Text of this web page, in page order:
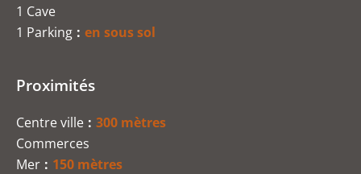
1 Cave
1 Parking
en sous sol
Proximités
Centre ville
300 mètres
Commerces
Mer
150 mètres